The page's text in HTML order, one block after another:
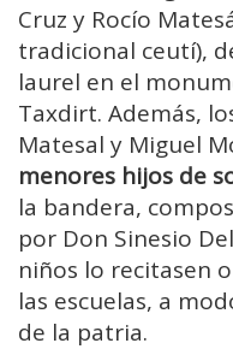
Cruz y Rocío
tradicional ceutí),
laurel en el
Taxdirt. Además,
Matesal y Miguel
menores hijos de
la bandera,
por Don Sinesio
niños lo recitasen
las escuelas, a
de la patria.